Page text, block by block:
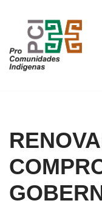
Saltar
al
contenido